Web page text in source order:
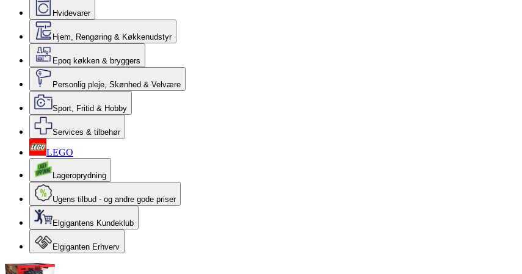
Hvidevarer
Hjem, Rengøring & Køkkenudstyr
Epoq køkken & bryggers
Personlig pleje, Skønhed & Velvære
Sport, Fritid & Hobby
Services & tilbehør
LEGO
Lageroprydning
Ugens tilbud - og andre gode priser
Elgigantens Kundeklub
Elgiganten Erhverv